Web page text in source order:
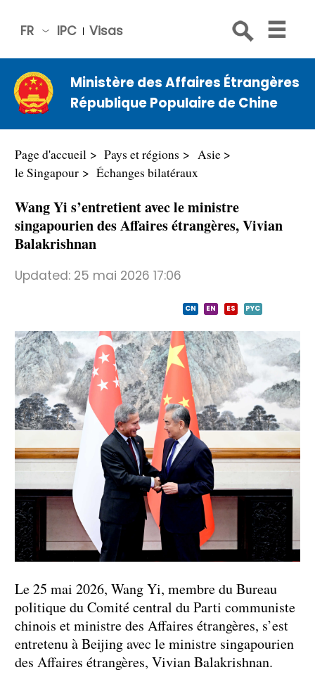
IPC Visas
FR
中文
Engli
sh
Русс
Espa
عربي
Ministère des Affaires Étrangères
République Populaire de Chine
Page d'accueil Pays et régions
Asie
le Singapour
Échanges bilatéraux
Wang Yi s’entretient avec le ministre
singapourien des Affaires étrangères, Vivian
Balakrishnan
Updated: 25 mai 2026 17:06
CN EN ES PYC
Le 25 mai 2026, Wang Yi, membre du Bureau
politique du Comité central du Parti communiste
chinois et ministre des Affaires étrangères, s’est
entretenu à Beijing avec le ministre singapourien
des Affaires étrangères, Vivian Balakrishnan.